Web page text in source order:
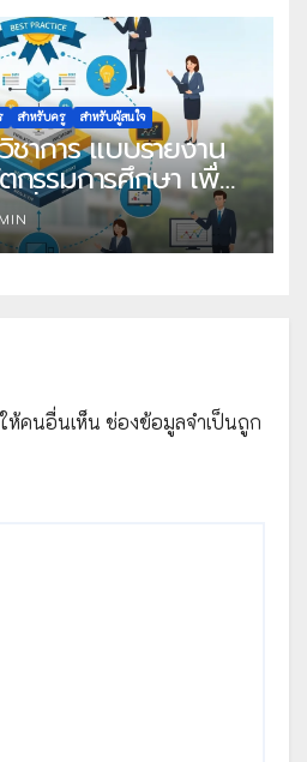
สำหรับครู สำหรับผู้สนใจ
าการ แบบรายงาน
กรรมการศึกษา เพื่อ
ที่เป็นเลิศ
ห้คนอื่นเห็น ช่องข้อมูลจำเป็นถูก